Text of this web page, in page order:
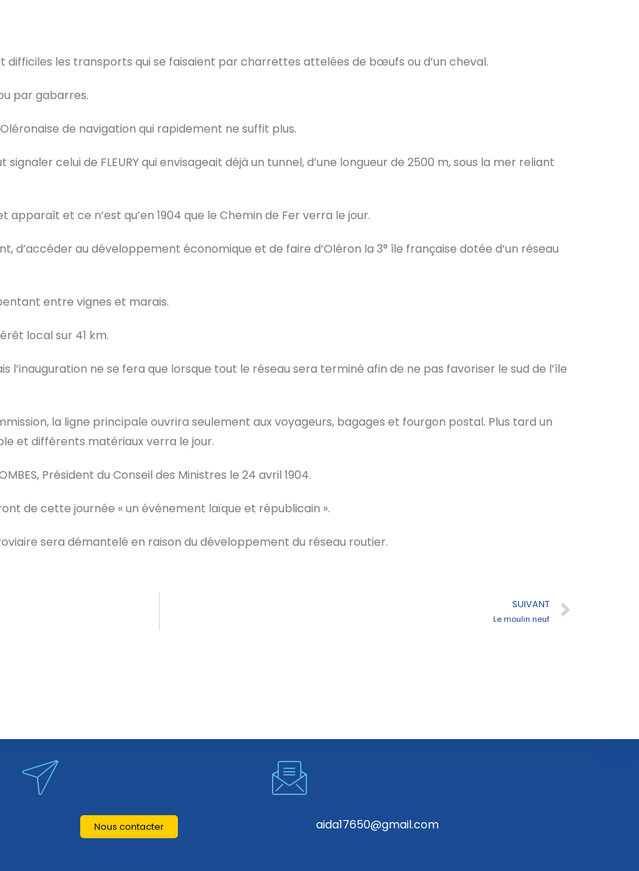
difficiles les transports qui se faisaient par charrettes attelées de bœufs ou d’un cheval.
par gabarres.
de navigation qui rapidement ne suffit plus.
celui de FLEURY qui envisageait déjà un tunnel, d’une longueur de 2500 m, sous la mer reliant
apparaît et ce n’est qu’en 1904 que le Chemin de Fer verra le jour.
d’accéder au développement économique et de faire d’Oléron la 3° île française dotée d’un réseau
entre vignes et marais.
local sur 41 km.
l’inauguration ne se fera que lorsque tout le réseau sera terminé afin de ne pas favoriser le sud de l’île
la ligne principale ouvrira seulement aux voyageurs, bagages et fourgon postal. Plus tard un
et différents matériaux verra le jour.
Président du Conseil des Ministres le 24 avril 1904.
de cette journée « un événement laïque et républicain ».
sera démantelé en raison du développement du réseau routier.
SUIVANT
Le moulin neuf
Nous contacter aida17650@gmail.com